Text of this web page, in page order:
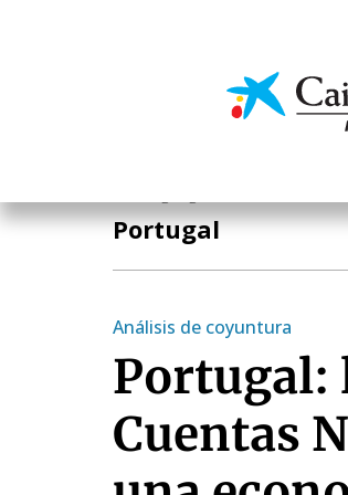
Portugal
Análisis de coyuntura
Portugal:
Cuentas